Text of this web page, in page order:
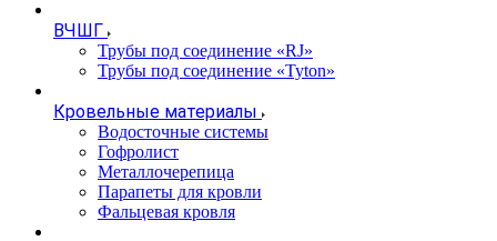
ВЧШГ
Трубы под соединение «RJ»
Трубы под соединение «Tyton»
Кровельные материалы
Водосточные системы
Гофролист
Металлочерепица
Парапеты для кровли
Фальцевая кровля